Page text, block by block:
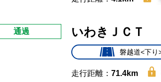
通過 いわきＪＣＴ
磐越道<下り
走行距離： 71.4km